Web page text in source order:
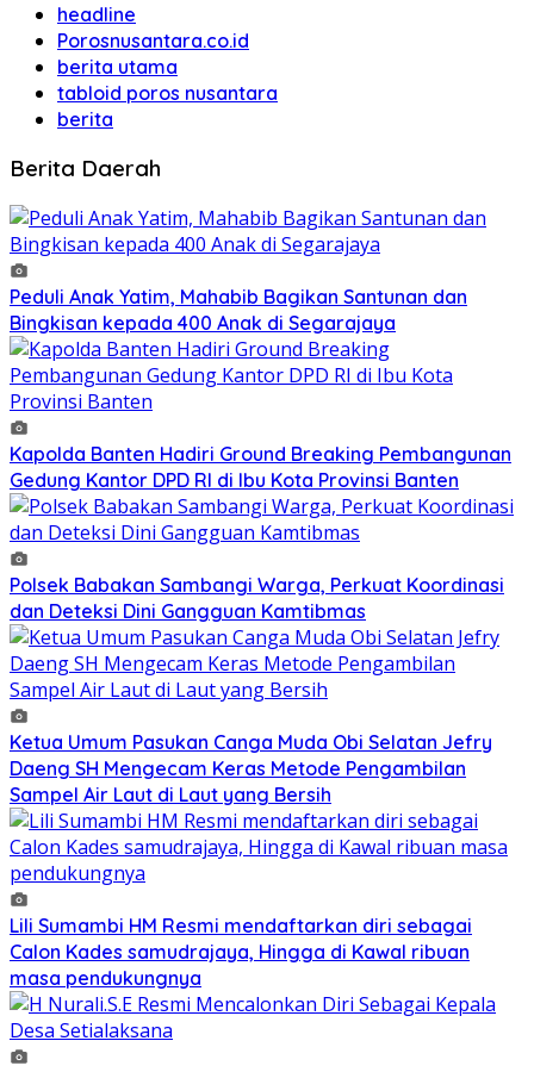
headline
Porosnusantara.co.id
berita utama
tabloid poros nusantara
berita
Berita Daerah
Peduli Anak Yatim, Mahabib Bagikan Santunan dan
Bingkisan kepada 400 Anak di Segarajaya
Kapolda Banten Hadiri Ground Breaking Pembangunan
Gedung Kantor DPD RI di Ibu Kota Provinsi Banten
Polsek Babakan Sambangi Warga, Perkuat Koordinasi
dan Deteksi Dini Gangguan Kamtibmas
Ketua Umum Pasukan Canga Muda Obi Selatan Jefry
Daeng SH Mengecam Keras Metode Pengambilan
Sampel Air Laut di Laut yang Bersih
Lili Sumambi HM Resmi mendaftarkan diri sebagai
Calon Kades samudrajaya, Hingga di Kawal ribuan
masa pendukungnya